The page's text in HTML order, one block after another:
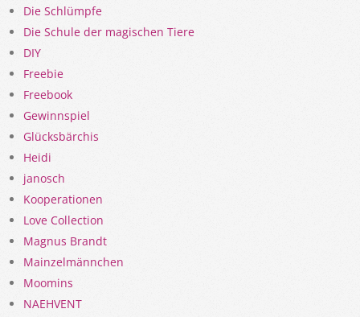
Die Schlümpfe
Die Schule der magischen Tiere
DIY
Freebie
Freebook
Gewinnspiel
Glücksbärchis
Heidi
janosch
Kooperationen
Love Collection
Magnus Brandt
Mainzelmännchen
Moomins
NAEHVENT